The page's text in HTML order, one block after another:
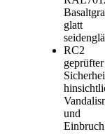
glatt
RC2
geprüfter
und
Einbruch